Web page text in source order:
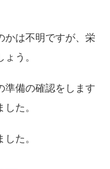
かは不明ですが、栄
う。
準備の確認をします
た。
た。